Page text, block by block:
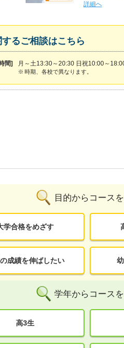
詳細へ
るご相談はこちら
間] 月～土13:30～20:30 日祝10:00～
※ 時期、各校で異なります。
目的からコース
学合格をめざす
成績を伸ばしたい
学年からコース
高3生